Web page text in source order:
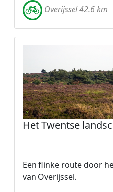
Overijssel 42.6 km
Het Twentse
Een flinke route door
van Overijssel.